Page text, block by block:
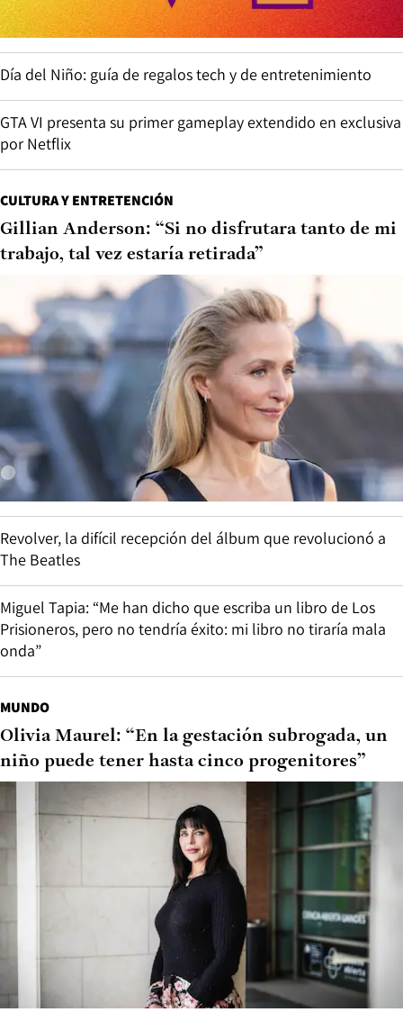
Día del Niño: guía de regalos tech y de entretenimiento
GTA VI presenta su primer gameplay extendido en exclusiva
por Netflix
CULTURA Y ENTRETENCIÓN
Gillian Anderson: “Si no disfrutara tanto de mi
trabajo, tal vez estaría retirada”
Revolver, la difícil recepción del álbum que revolucionó a
The Beatles
Miguel Tapia: “Me han dicho que escriba un libro de Los
Prisioneros, pero no tendría éxito: mi libro no tiraría mala
onda”
MUNDO
Olivia Maurel: “En la gestación subrogada, un
niño puede tener hasta cinco progenitores”